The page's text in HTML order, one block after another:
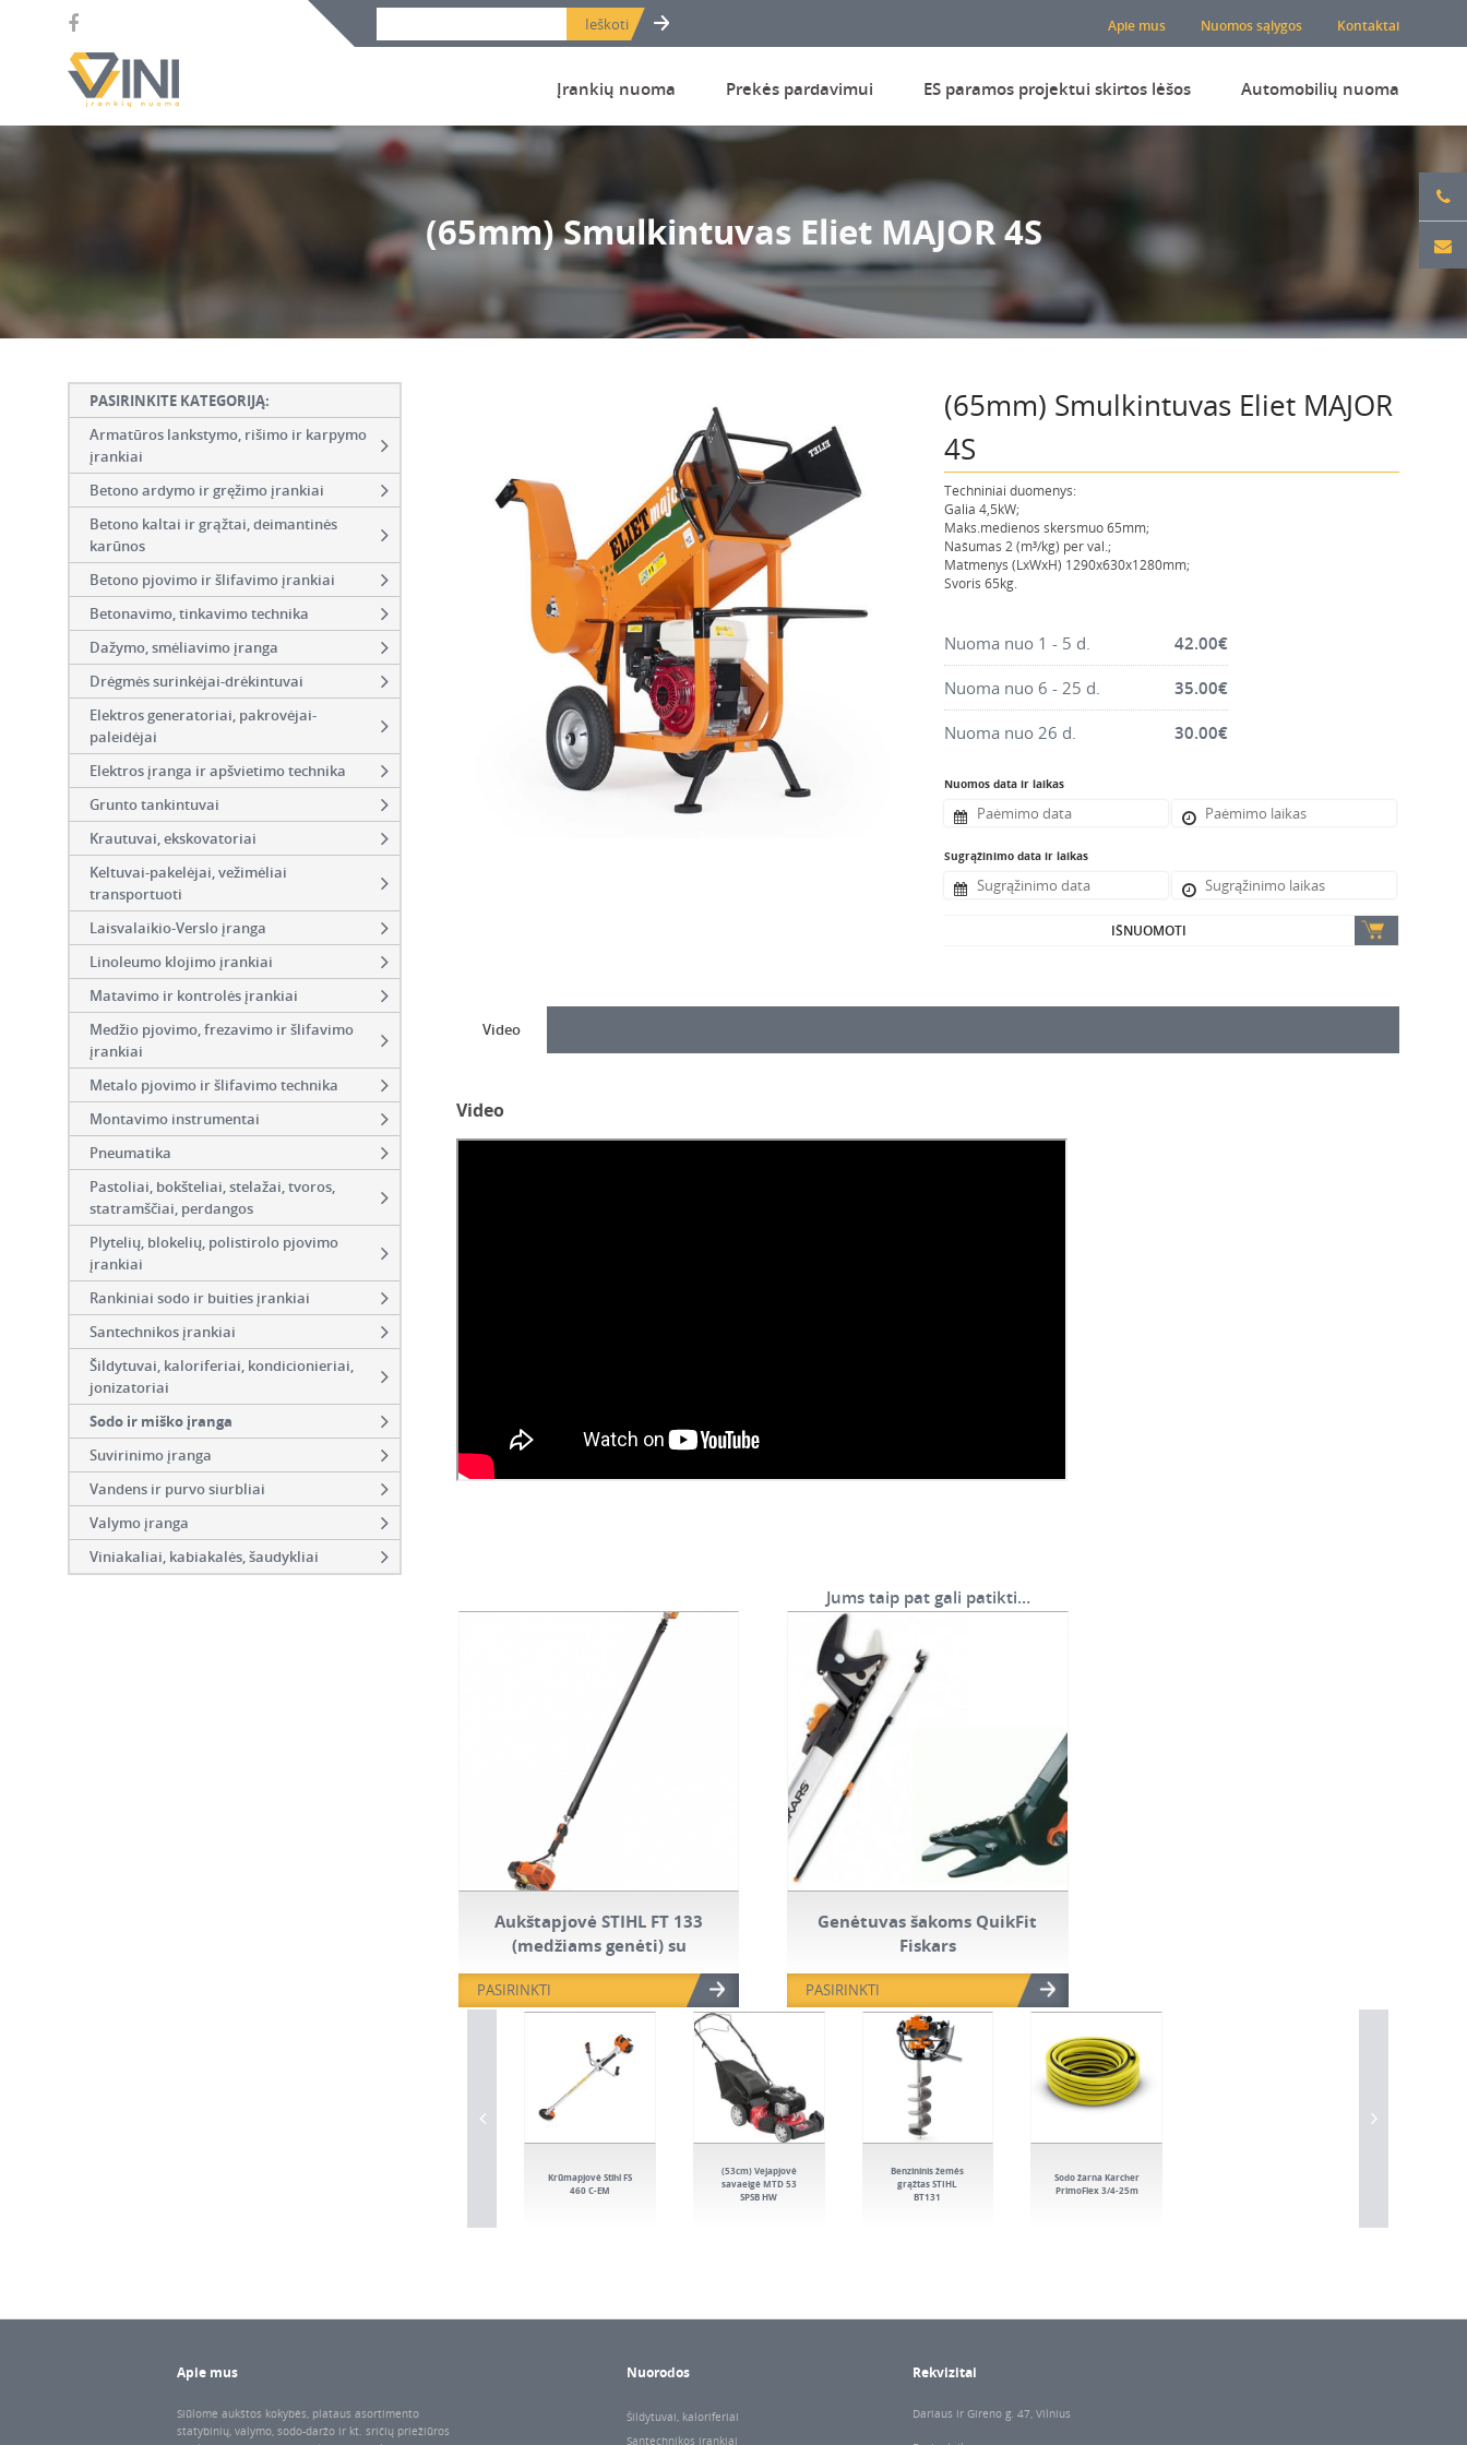
Apie mus Nuomos sąlygos Kontaktai
Įrankių nuoma Prekės pardavimui ES paramos projektui skirtos lėšos Automobilių nuoma
(65mm) Smulkintuvas Eliet MAJOR 4S
PASIRINKITE KATEGORIJĄ:
Armatūros lankstymo, rišimo ir karpymo
įrankiai
Betono ardymo ir gręžimo įrankiai
Betono kaltai ir grąžtai, deimantinės
karūnos
Betono pjovimo ir šlifavimo įrankiai
Betonavimo, tinkavimo technika
Dažymo, smėliavimo įranga
Drėgmės surinkėjai-drėkintuvai
Elektros generatoriai, pakrovėjai-
paleidėjai
Elektros įranga ir apšvietimo technika
Grunto tankintuvai
Krautuvai, ekskovatoriai
Keltuvai-pakelėjai, vežimėliai
transportuoti
Laisvalaikio-Verslo įranga
Linoleumo klojimo įrankiai
Matavimo ir kontrolės įrankiai
Medžio pjovimo, frezavimo ir šlifavimo
įrankiai
Metalo pjovimo ir šlifavimo technika
Montavimo instrumentai
Pneumatika
Pastoliai, bokšteliai, stelažai, tvoros,
statramščiai, perdangos
Plytelių, blokelių, polistirolo pjovimo
įrankiai
Rankiniai sodo ir buities įrankiai
Santechnikos įrankiai
Šildytuvai, kaloriferiai, kondicionieriai,
jonizatoriai
Sodo ir miško įranga
Suvirinimo įranga
Vandens ir purvo siurbliai
Valymo įranga
Viniakaliai, kabiakalės, šaudykliai
(65mm) Smulkintuvas Eliet MAJOR
4S
Techniniai duomenys:
Galia 4,5kW;
Maks.medienos skersmuo 65mm;
Našumas 2 (m³/kg) per val.;
Matmenys (LxWxH) 1290x630x1280mm;
Svoris 65kg.
Nuoma nuo 1 - 5 d. 42.00€
Nuoma nuo 6 - 25 d. 35.00€
Nuoma nuo 26 d. 30.00€
Nuomos data ir laikas
Sugrąžinimo data ir laikas
IŠNUOMOTI
Video
Video
Jums taip pat gali patikti…
Aukštapjovė STIHL FT 133
(medžiams genėti) su
teleskopiniu kotu
PASIRINKTI
Genėtuvas šakoms QuikFit
Fiskars
PASIRINKTI
Krūmapjovė Stihl FS
460 C-EM
(53cm) Vejapjovė
savaeigė MTD 53
SPSB HW
Benzininis žemės
grąžtas STIHL
BT131
Sodo žarna Karcher
PrimoFlex 3/4-25m
Apie mus
Siūlome aukštos kokybės, plataus asortimento
statybinių, valymo, sodo-daržo ir kt. sričių priežiūros
Nuorodos
Šildytuvai, kaloriferiai
Santechnikos įrankiai
Rekvizitai
Dariaus ir Gireno g. 47, Vilnius